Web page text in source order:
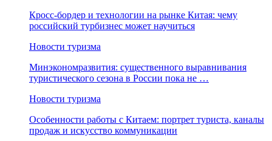
Кросс-бордер и технологии на рынке Китая: чему
российский турбизнес может научиться
Новости туризма
Минэкономразвития: существенного выравнивания
туристического сезона в России пока не …
Новости туризма
Особенности работы с Китаем: портрет туриста, каналы
продаж и искусство коммуникации